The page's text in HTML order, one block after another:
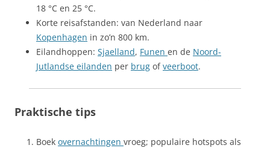
18 °C en 25 °C.
Korte reisafstanden: van Nederland naar
Kopenhagen in zo’n 800 km.
Eilandhoppen: Sjaelland, Funen en de Noord-
Jutlandse eilanden per brug ofveerboot.
Praktische tips
Boek overnachtingen vroeg; populaire hotspots als